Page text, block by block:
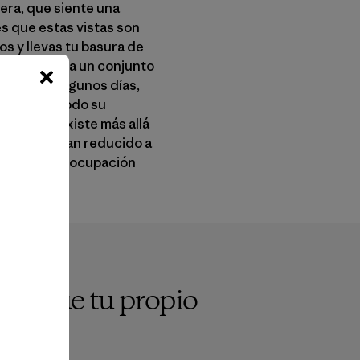
que siente una
que estas vistas son
y llevas tu basura de
atados a un conjunto
días,
ver todo su
lo que existe más allá
se han reducido a
la preocupación
que tu propio